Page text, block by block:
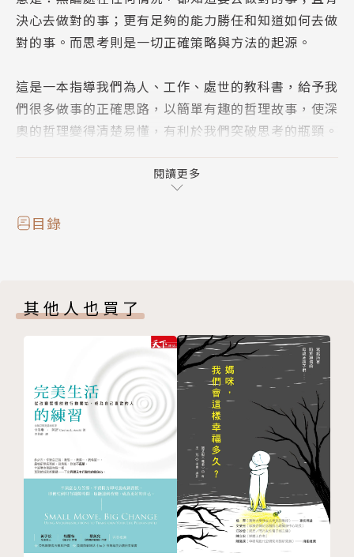
決心去做對的事；更有足夠的能力勝任和知道如何去做
對的事。而思考則是一切正確策略與方法的起源。
這是一本指導我們為人、工作、處世的教科書，給予我
們很多做事的正確思路，以簡單有趣的哲理故事，使深
奧的哲理變得清楚易懂，有利於我們突破思考的瓶頸。
決實際問題的正確方法，獲得成功的人生。
閱讀更多
目錄
其他人也買了